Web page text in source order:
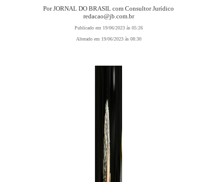
Por JORNAL DO BRASIL com Consultor Jurídico
redacao@jb.com.br
Publicado em 19/06/2023 às 05:26
Alterado em 19/06/2023 às 08:30